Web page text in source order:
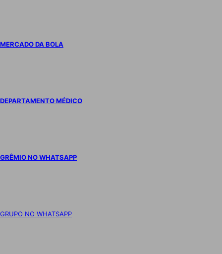
MERCADO DA BOLA
DEPARTAMENTO MÉDICO
GRÊMIO NO WHATSAPP
GRUPO NO WHATSAPP